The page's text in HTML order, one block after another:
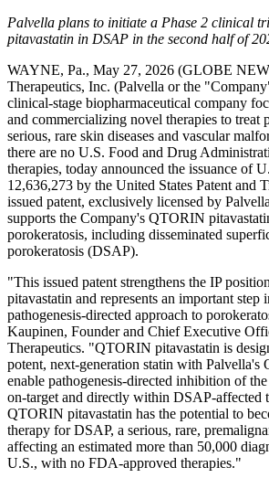
Palvella plans to initiate a Phase 2 clinical
pitavastatin in DSAP in the second half of
WAYNE, Pa., May 27, 2026 (GLOBE
Therapeutics, Inc. (Palvella or the
clinical-stage biopharmaceutical company
and commercializing novel therapies to treat
serious, rare skin diseases and vascular
there are no U.S. Food and Drug
therapies, today announced the issuance of
12,636,273 by the United States Patent and
issued patent, exclusively licensed by
supports the Company's QTORIN
porokeratosis, including disseminated
porokeratosis (DSAP).
"This issued patent strengthens the IP
pitavastatin and represents an important step
pathogenesis-directed approach to
Kaupinen, Founder and Chief Executive
Therapeutics. "QTORIN pitavastatin is
potent, next-generation statin with
enable pathogenesis-directed inhibition of
on-target and directly within DSAP-affected
QTORIN pitavastatin has the potential to
therapy for DSAP, a serious, rare,
affecting an estimated more than 50,000
U.S., with no FDA-approved therapies."